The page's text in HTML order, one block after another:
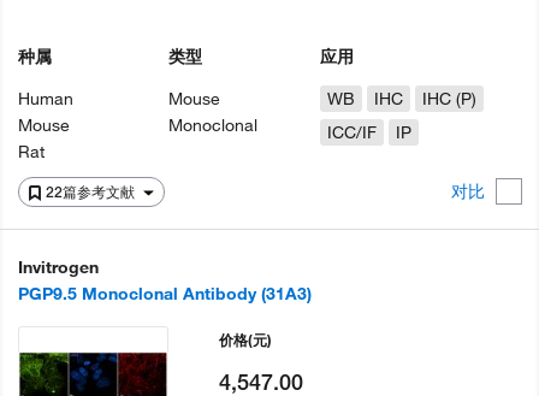
22篇参考文献 对比
种属
Human
Mouse
Rat
类型
Mouse
Monoclonal
应用
WB
IHC
IHC (P)
ICC/IF
IP
Invitrogen
PGP9.5 Monoclonal Antibody (31A3)
价格(元)
4,547.00